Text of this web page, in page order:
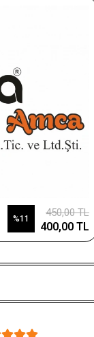
%11
450,00 TL
400,00 TL